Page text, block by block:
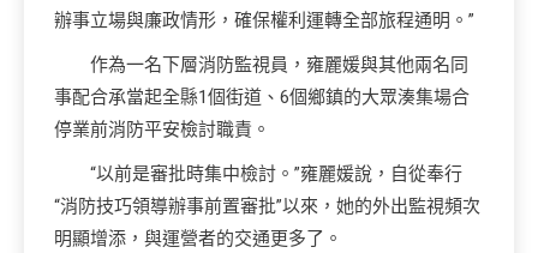
辦事立場與廉政情形，確保權利運轉全部旅程通明。”
作為一名下層消防監視員，雍麗媛與其他兩名同
事配合承當起全縣1個街道、6個鄉鎮的大眾湊集場合
停業前消防平安檢討職責。
“以前是審批時集中檢討。”雍麗媛說，自從奉行
“消防技巧領導辦事前置審批”以來，她的外出監視頻次
明顯增添，與運營者的交通更多了。